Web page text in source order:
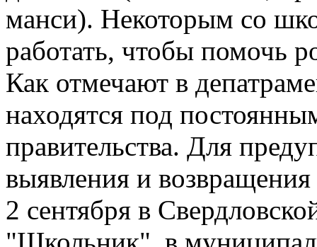
манси). Некоторым со
работать, чтобы помочь
Как отмечают в
находятся под
правительства. Для
выявления и
2 сентября в